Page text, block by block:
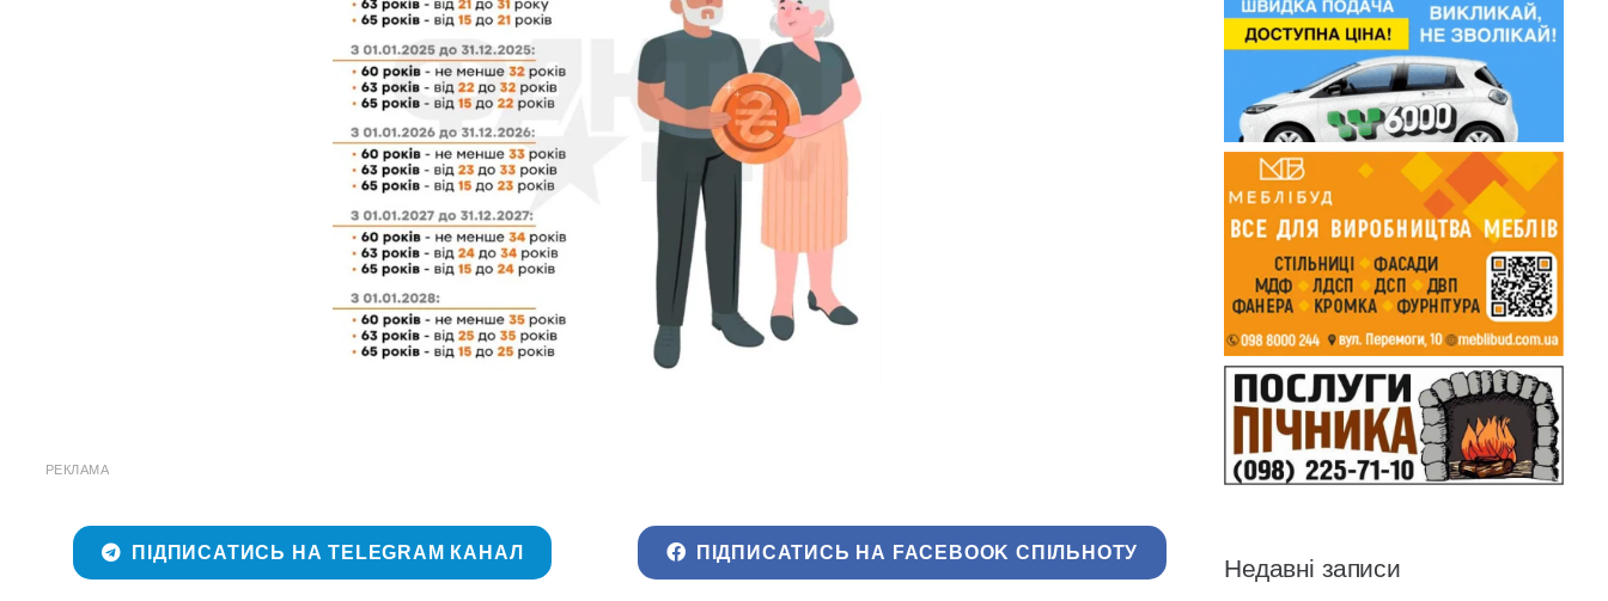
РЕКЛАМА
ПІДПИСАТИСЬ НА TELEGRAM КАНАЛ ПІДПИСАТИСЬ НА FACEBOOK СПІЛЬНОТУ
Недавні записи